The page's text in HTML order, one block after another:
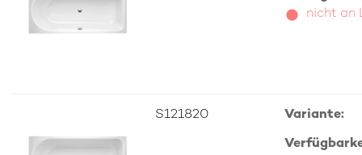
nicht an
S121820 Variante: